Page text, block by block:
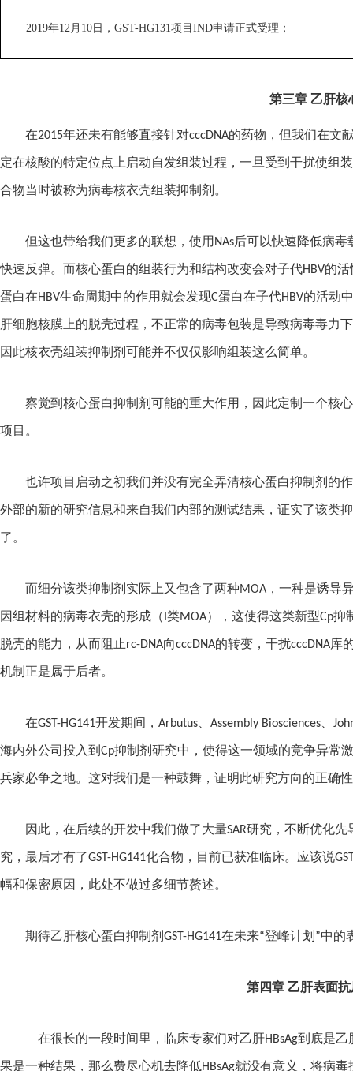
2019年12月 10 日， GST-HG131项目 IND申请正式受理；
第三章 乙肝核
在2015年还未有能够直接针对cccDNA的药物，但我们在文
定在核酸的特定位点上启动自发组装过程，一旦受到干扰使组
合物当时被称为病毒核衣壳组装抑制剂。
但这也带给我们更多的联想，使用 NAs后可以快速降低病
快速反弹。而核心蛋白的组装行为和结构改变会对子代HBV的活
蛋白在HBV生命周期中的作用就会发现C蛋白在子代HBV的活动
肝细胞核膜上的脱壳过程，不正常的病毒包装是导致病毒毒力
因此核衣壳组装抑制剂可能并不仅仅影响组装这么简单。
察觉到核心蛋白抑制剂可能的重大作用，因此定制一个核
项目。
也许项目启动之初我们并没有完全弄清核心蛋白抑制剂的
外部的新的研究信息和来自我们内部的测试结果，证实了该类
了。
而细分该类抑制剂实际上又包含了两种MOA ，一种是诱导
因组材料的病毒衣壳的形成（ 类MOA），这使得这类新型Cp抑
脱壳的能力，从而阻止rc-DNA向 cccDNA的转变，干扰cccDNA库
机制正是属于后者。
在GST-HG141开发期间， Arbutus、 Assembly Biosciences、
海内外公司投入到 Cp抑制剂研究中，使得这一领域的竞争异常
兵家必争之地。这对我们是一种鼓舞，证明此研究方向的正确
因此，在后续的开发中我们做了大量SAR研究，不断优化先
究，最后才有了 GST-HG141化合物，目前已获准临床。应该说
幅和保密原因，此处不做过多细节赘述。
期待乙肝核心蛋白抑制剂 GST-HG141在未来“登峰计划”中的
第四章 乙肝表面
在很长的一段时间里，临床专家们对乙肝HBsAg到底是乙
果是一种结果，那么费尽心机去降低HBsAg就没有意义，将病毒